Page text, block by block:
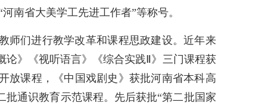
南省大美学工先进工作者”等称号。
师们进行教学改革和课程思政建设。近年来
》《视听语言》《综合实践Ⅱ》三门课程获
放课程，《中国戏剧史》获批河南省本科高
通识教育示范课程。先后获批“第二批国家